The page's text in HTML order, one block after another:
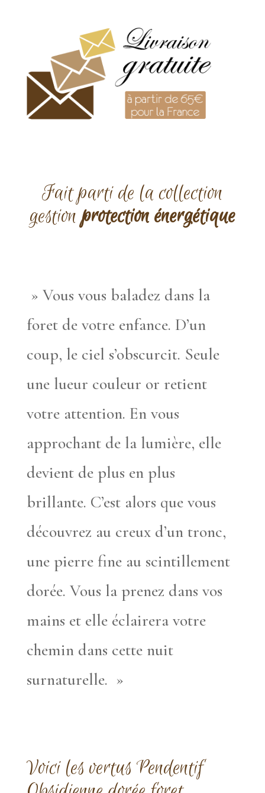
Fait parti de la collection
gestionprotection énergétique
» Vous vous baladez dans la
foret de votre enfance. D’un
coup, le ciel s’obscurcit. Seule
une lueur couleur or retient
votre attention. En vous
approchant de la lumière, elle
devient de plus en plus
brillante. C’est alors que vous
découvrez au creux d’un tronc,
une pierre fine au scintillement
dorée. Vous la prenez dans vos
mains et elle éclairera votre
chemin dans cette nuit
surnaturelle. »
Voici les vertus Pendentif